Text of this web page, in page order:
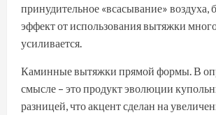
принудительное «всасывание» воздуха,
эффект от использования вытяжки
усиливается.
Каминные вытяжки прямой формы. В
смысле – это продукт эволюции
разницей, что акцент сделан на